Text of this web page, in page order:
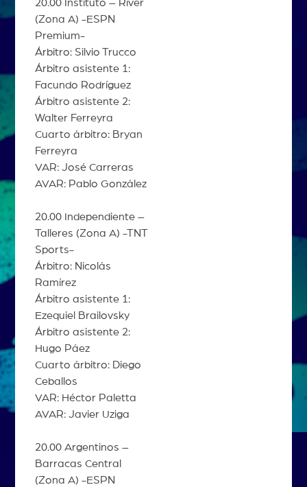
20.00 Instituto – River
(Zona A) -ESPN
Premium-
Árbitro: Silvio Trucco
Árbitro asistente 1:
Facundo Rodríguez
Árbitro asistente 2:
Walter Ferreyra
Cuarto árbitro: Bryan
Ferreyra
VAR: José Carreras
AVAR: Pablo González
20.00 Independiente –
Talleres (Zona A) -TNT
Sports-
Árbitro: Nicolás
Ramírez
Árbitro asistente 1:
Ezequiel Brailovsky
Árbitro asistente 2:
Hugo Páez
Cuarto árbitro: Diego
Ceballos
VAR: Héctor Paletta
AVAR: Javier Uziga
20.00 Argentinos –
Barracas Central
(Zona A) -ESPN